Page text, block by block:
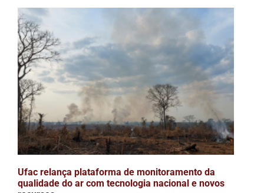
Ufac relança plataforma de monitoramento da
qualidade do ar com tecnologia nacional e novos